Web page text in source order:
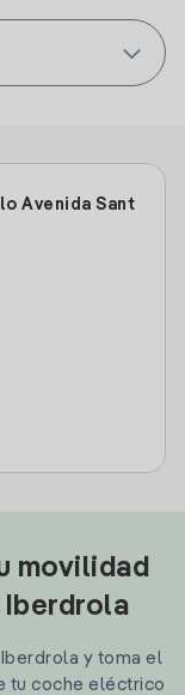
Avenida Sant
movilidad
Iberdrola
y toma el
tu coche eléctrico